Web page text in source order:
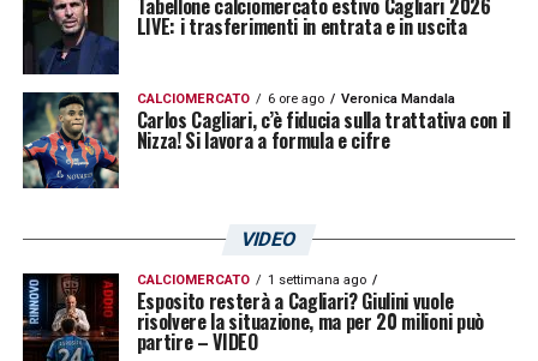
Tabellone calciomercato estivo Cagliari 2026
LIVE: i trasferimenti in entrata e in uscita
CALCIOMERCATO 6 ore ago Veronica Mandala
Carlos Cagliari, c’è fiducia sulla trattativa con il
Nizza! Si lavora a formula e cifre
VIDEO
CALCIOMERCATO 1 settimana ago
Esposito resterà a Cagliari? Giulini vuole
risolvere la situazione, ma per 20 milioni può
partire – VIDEO